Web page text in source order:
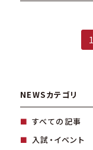
1
NEWSカテゴリ
すべての記事
入試・イベント